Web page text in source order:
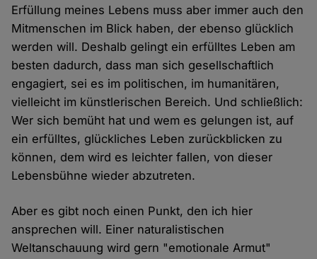
Erfüllung meines Lebens muss aber immer auch den
Mitmenschen im Blick haben, der ebenso glücklich
werden will. Deshalb gelingt ein erfülltes Leben am
besten dadurch, dass man sich gesellschaftlich
engagiert, sei es im politischen, im humanitären,
vielleicht im künstlerischen Bereich. Und schließlich:
Wer sich bemüht hat und wem es gelungen ist, auf
ein erfülltes, glückliches Leben zurückblicken zu
können, dem wird es leichter fallen, von dieser
Lebensbühne wieder abzutreten.
Aber es gibt noch einen Punkt, den ich hier
ansprechen will. Einer naturalistischen
Weltanschauung wird gern "emotionale Armut"